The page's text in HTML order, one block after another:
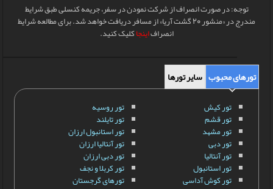
توجه: در صورت انصراف از شرکت نمودن در سفر، جریمه کنسلی طبق شرایط
مندرج در «منشور 20 گشت آریا» از مسافر دریافت خواهد شد. برای مطالعه شرایط
انصرافاینجاکلیک کنید.
تورهای محبوب سایر تورها
تور کیش
تور قشم
تور مشهد
تور دبی
تور آنتالیا
تور استانبول
تور کوش آداسی
تور روسیه
تور تایلند
تور استانبول ارزان
تور آنتالیا ارزان
تور دبی ارزان
تور کربلا و نجف
تورهای گرجستان